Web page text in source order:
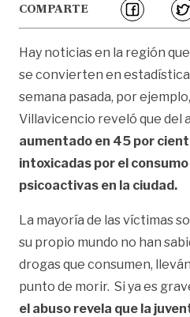
COMPARTE
Hay noticias en la región
se convierten en
semana pasada, por
Villavicencio reveló que del
aumentado en 45 por
intoxicadas por el
psicoactivas en la ciudad.
La mayoría de las víctimas
su propio mundo no han
drogas que consumen,
punto de morir. Si ya es
el abuso revela que la